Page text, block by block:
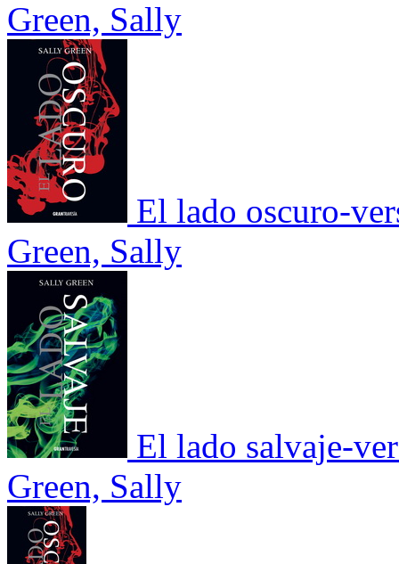
Green, Sally
El lado oscuro-
Green, Sally
El lado salvaje-
Green, Sally